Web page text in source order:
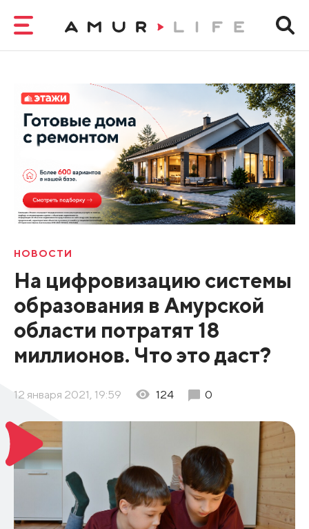
НОВОСТИ
На цифровизацию системы
образования в Амурской
области потратят 18
миллионов. Что это даст?
12 января 2021, 19:59 124 0